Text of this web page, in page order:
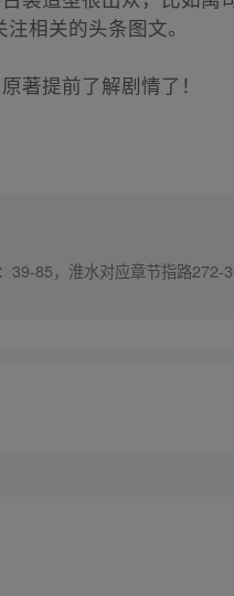
相关的头条图文。
原著提前了解剧情了！
39-85，淮水对应章节指路